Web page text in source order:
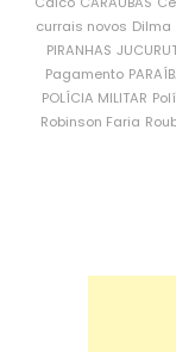
currais novos Dilma
PIRANHAS
Pagamento
POLÍCIA MILITAR
Robinson Faria